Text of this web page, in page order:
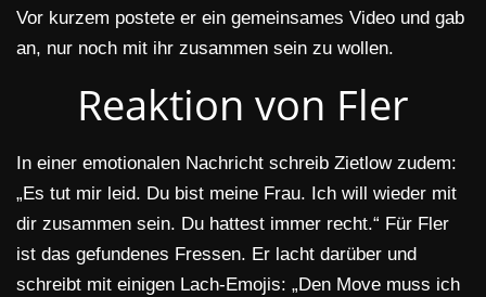
Vor kurzem postete er ein gemeinsames Video und gab
an, nur noch mit ihr zusammen sein zu wollen.
Reaktion von Fler
In einer emotionalen Nachricht schreib Zietlow zudem:
„Es tut mir leid. Du bist meine Frau. Ich will wieder mit
dir zusammen sein. Du hattest immer recht.“ Für Fler
ist das gefundenes Fressen. Er lacht darüber und
schreibt mit einigen Lach-Emojis: „Den Move muss ich